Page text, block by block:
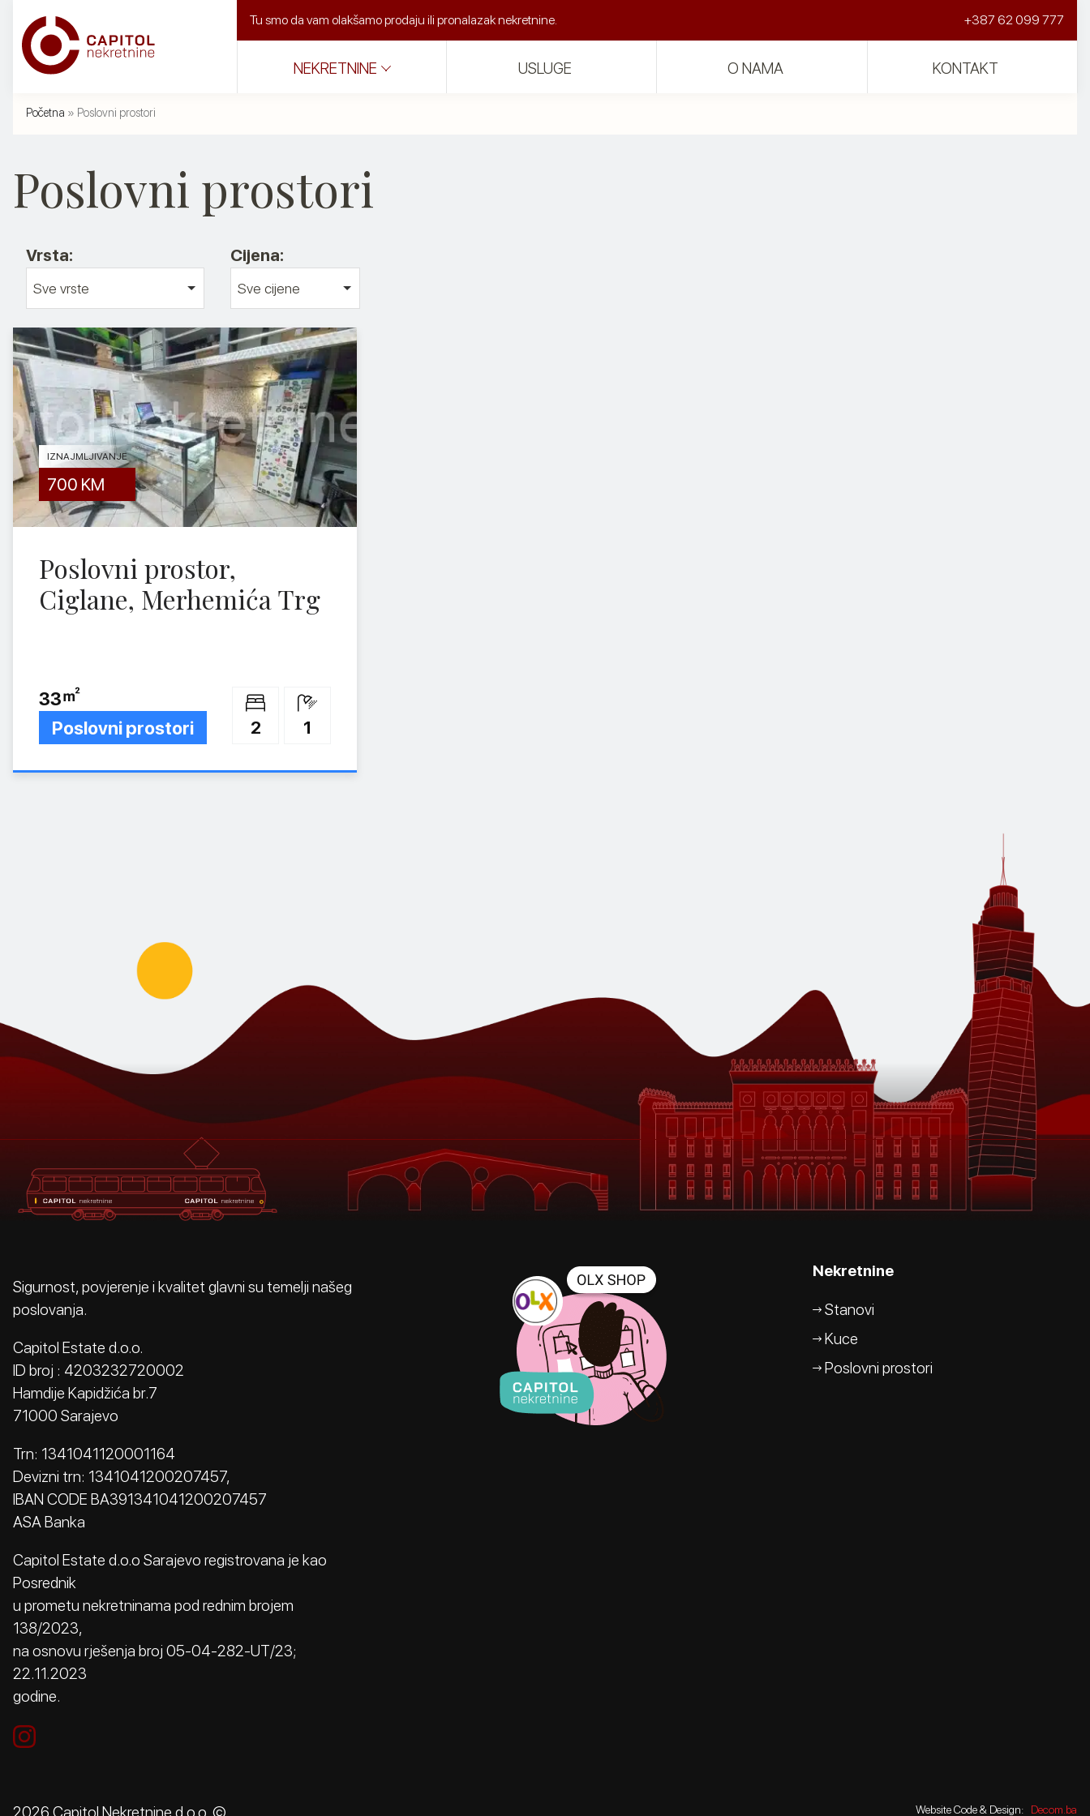
content
NEKRETNINE
KUCE
POSLOVNI PROSTORI
USLUGE
O NAMA
KONTAKT
Tu smo da vam olakšamo prodaju ili pronalazak nekretnine.
Tu smo da vam olakšamo prodaju ili pronalazak nekretnine. +387 62 099 777
NEKRETNINE USLUGE O NAMA KONTAKT
Početna » Poslovni prostori
Poslovni prostori
Vrsta:
Sve vrste
Cijena:
Sve cijene
IZNAJMLJIVANJE
700 KM
Poslovni prostor,
Ciglane, Merhemića Trg
Poslovni prostori
33
2 1
Sigurnost, povjerenje i kvalitet glavni su temelji našeg
poslovanja.
Capitol Estate d.o.o.
ID broj : 4203232720002
Hamdije Kapidžića br.7
71000 Sarajevo
Trn: 1341041120001164
Devizni trn: 1341041200207457,
IBAN CODE BA391341041200207457
ASA Banka
Capitol Estate d.o.o Sarajevo registrovana je kao
Posrednik
u prometu nekretninama pod rednim brojem
138/2023,
na osnovu rješenja broj 05-04-282-UT/23;
22.11.2023
godine.
Nekretnine
Stanovi
Kuce
Poslovni prostori
Website Code & Design: Decom.ba